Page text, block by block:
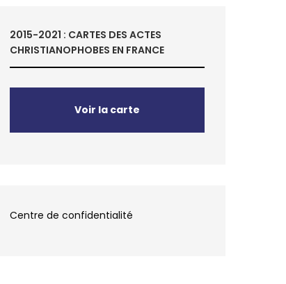
2015-2021 : CARTES DES ACTES
CHRISTIANOPHOBES EN FRANCE
Voir la carte
Centre de confidentialité